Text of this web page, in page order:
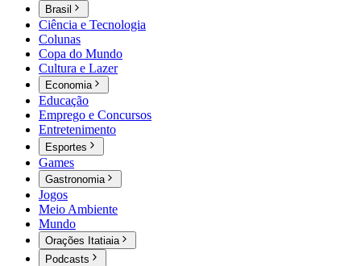
Brasil
Ciência e Tecnologia
Colunas
Copa do Mundo
Cultura e Lazer
Economia
Educação
Emprego e Concursos
Entretenimento
Esportes
Games
Gastronomia
Jogos
Meio Ambiente
Mundo
Orações Itatiaia
Podcasts